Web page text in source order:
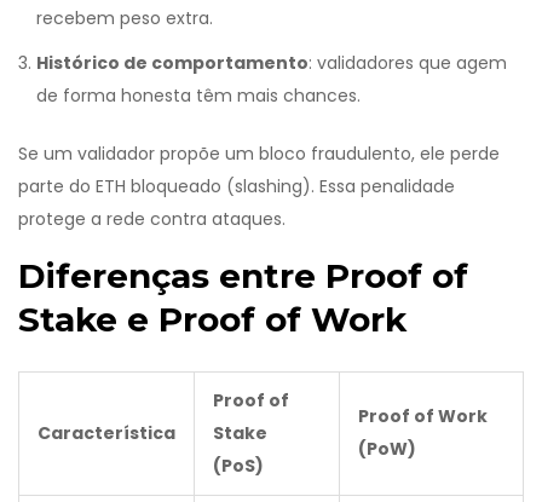
recebem peso extra.
Histórico de comportamento: validadores que agem
de forma honesta têm mais chances.
Se um validador propõe um bloco fraudulento, ele perde
parte do ETH bloqueado (slashing). Essa penalidade
protege a rede contra ataques.
Diferenças entre Proof of
Stake e Proof of Work
Característica
Proof of
Stake
(PoS)
Proof of Work
(PoW)